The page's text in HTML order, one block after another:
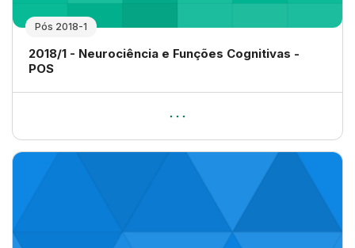
Pós 2018-1
Nome da disciplina
2018/1 - Neurociência e Funções Cognitivas -
POS